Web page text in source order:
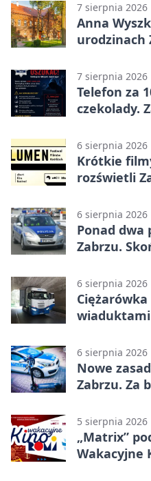
7 sierpnia 2026
Anna
urodzinach
7 sierpnia 2026
Telefon za
czekolady.
6 sierpnia 2026
Krótkie
rozświetli
6 sierpnia 2026
Ponad dwa
Zabrzu.
6 sierpnia 2026
wiaduktami
6 sierpnia 2026
Nowe
Zabrzu. Za
5 sierpnia 2026
„Matrix”
Wakacyjne